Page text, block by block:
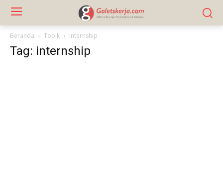
Beranda Topik Internship
Tag: internship